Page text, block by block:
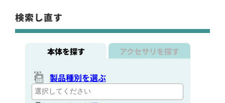
検索し直す
本体を探す アクセサリを探す
製品種別を選ぶ